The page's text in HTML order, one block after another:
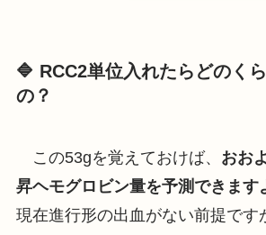
🔷 RCC2単位入れたらどのく
の？
この53gを覚えておけば、 おお
昇ヘモグロビン量を予測できます
現在進行形の出血がない前提です